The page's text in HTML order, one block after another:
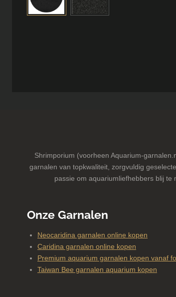
Shrimporium (voorheen Aquarium-
garnalen van topkwaliteit, zorgvuldig
passie om aquariumliefhebbers blij
Onze Garnalen
Neocaridina garnalen online kopen
Caridina garnalen online kopen
Premium aquarium garnalen kopen vanaf
Taiwan Bee garnalen aquarium kopen